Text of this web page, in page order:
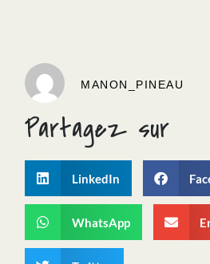
MANON_PINEAU
Partagez sur
LinkedIn
WhatsApp